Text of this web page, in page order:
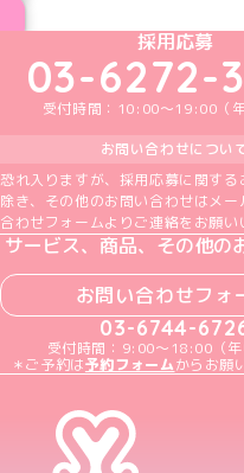
めいどり
めい
採用応募
03-6272-
受付時間：10:00～19:00（年
お問い合わせについ
恐れ入りますが、採用応募に関する
除き、その他のお問い合わせはメー
合わせフォームよりご連絡をお願い
サービス、商品、その他の
お問い合わせフォ
03-6744-
受付時間：9:00～18:00（年
＊ご予約は予約フォームからお願